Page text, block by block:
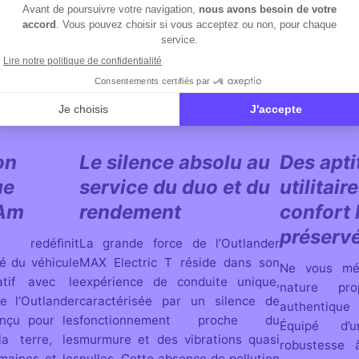
redéfinit
du véhicule
avec le
l’Outlander
pour les
terre, les
Le silence absolu au
service du duo et du
rendement
La grande force de l’Outlander
MAX Electric T réside dans son
expérience de conduite unique,
caractérisée par un silence de
fonctionnement proche du
murmure et des vibrations quasi
Des
confort
Ne vous
nature
Équipé